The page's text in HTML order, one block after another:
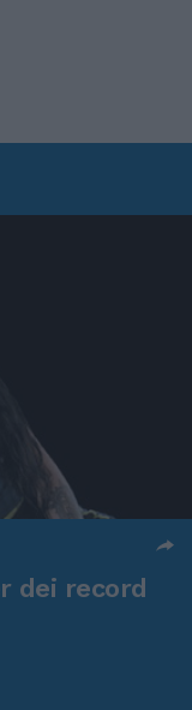
dei record